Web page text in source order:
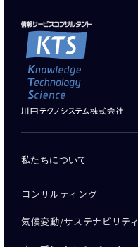
私たちについて
コンサルティング
気候変動/サステナビリティ